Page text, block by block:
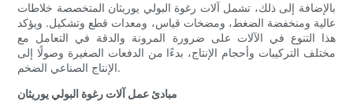
بالإضافة إلى ذلك، تشمل آلات رغوة البولي يوريثان المتخصصة خلاطات
عالية ومنخفضة الضغط، ومضخات قياس، ومعدات قطع وتشكيل. ويؤكد
هذا التنوع في الآلات على ضرورة المرونة والدقة في التعامل مع
مختلف التركيبات وأحجام الإنتاج، بدءًا من الدفعات الصغيرة وصولًا إلى
الإنتاج الصناعي الضخم.
مبادئ عمل آلات رغوة البولي يوريثان